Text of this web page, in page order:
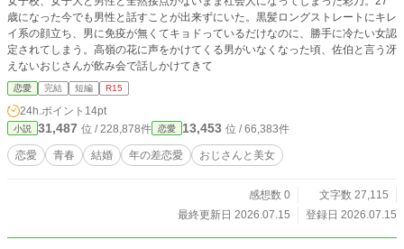
戻らない。 それらの出来事には全て、イリアスの意志が絡ん
でいた。 なぜカイルは戻らないのか。イリアスの企みとは何
か……？ こちらを元にしたマンガもあります ギャグです
【カラすず（ ´_ゝ`）（´<_｀ ） 】 https://www.alphapoli
色々なキャラ視点で進行する群像劇風味になります。 ※通貨
以外の単位は現実の物を使用します。 ※19世紀～20世紀初頭
の欧米をイメージとした異世界です。食べ物はなんでもアリ
です。 カクヨムさん・ノベプラさん・小説家になろうさんに
も投稿中です。
歳になった今でも男性と話すことが出来ずにいた。黒髪ロングストレートにキレ
イ系の顔立ち、男に免疫が無くてキョドっているだけなのに、勝手に冷たい女認
定されてしまう。高嶺の花に声をかけてくる男がいなくなった頃、佐伯と言う冴
えないおじさんが飲み会で話しかけてきて
恋愛 完結 短編 R15
24h.ポイント 14pt
小説 31,487 位 / 228,878件 恋愛 13,453 位 / 66,383件
恋愛 青春 結婚 年の差恋愛 おじさんと美女
感想数 0
文字数 27,115
最終更新日 2026.07.15
登録日 2026.07.15